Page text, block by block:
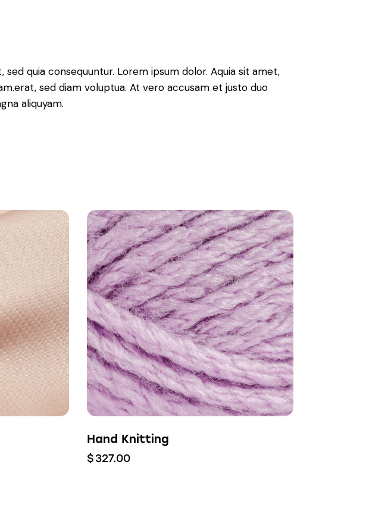
quia consequuntur. Lorem ipsum dolor. Aquia sit amet,
sed diam voluptua. At vero accusam et justo duo
aliquyam.
Hand Knitting
$327.00